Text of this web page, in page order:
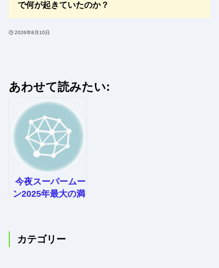
で何が起きていたのか？
2026年8月10日
あわせて読みたい:
今夜スーパームー
ン2025年最大の満
カテゴリー